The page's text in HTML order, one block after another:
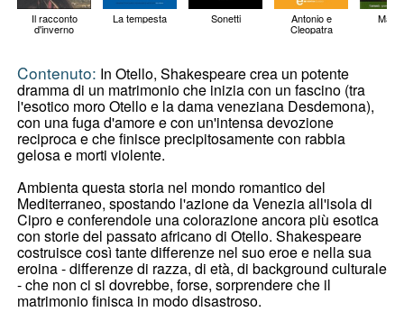
Il racconto
d'inverno
La tempesta Sonetti Antonio e
Cleopatra
Contenuto: In Otello, Shakespeare crea un potente
dramma di un matrimonio che inizia con un fascino (tra
l'esotico moro Otello e la dama veneziana Desdemona),
con una fuga d'amore e con un'intensa devozione
reciproca e che finisce precipitosamente con rabbia
gelosa e morti violente.
Ambienta questa storia nel mondo romantico del
Mediterraneo, spostando l'azione da Venezia all'isola di
Cipro e conferendole una colorazione ancora più esotica
con storie del passato africano di Otello. Shakespeare
costruisce così tante differenze nel suo eroe e nella sua
eroina - differenze di razza, di età, di background culturale
- che non ci si dovrebbe, forse, sorprendere che il
matrimonio finisca in modo disastroso.